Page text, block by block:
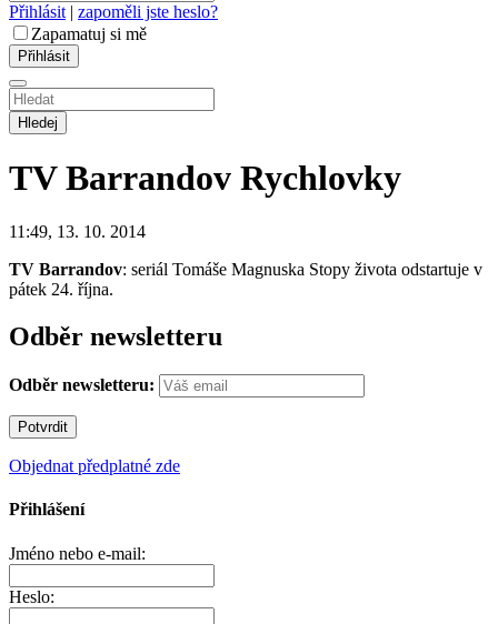
Přihlásit | zapoměli jste heslo?
Zapamatuj si mě
Hledej
TV Barrandov Rychlovky
11:49, 13. 10. 2014
TV Barrandov: seriál Tomáše Magnuska Stopy života odstartuje v
pátek 24. října.
Odběr newsletteru
Odběr newsletteru:
Objednat předplatné zde
Přihlášení
Jméno nebo e-mail:
Heslo: